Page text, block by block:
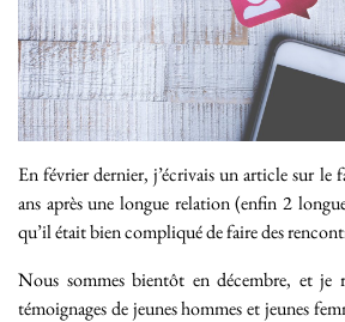
En février dernier, j’écrivais un article sur le
ans après une longue relation (enfin 2
qu’il était bien compliqué de faire des
Nous sommes bientôt en décembre, et je
témoignages de jeunes hommes et jeunes